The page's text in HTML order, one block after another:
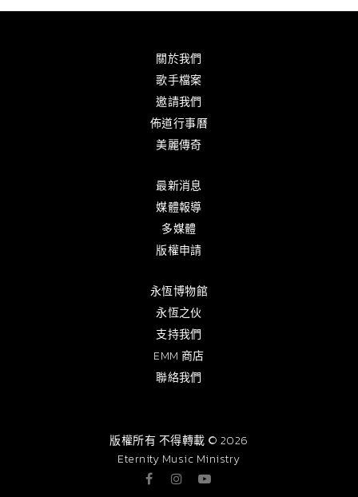
關於我們
歌手檔案
邀請我們
佈道行事曆
美麗傳奇
最新消息
媒體報導
多媒體
版權申請
永恆博物館
永恆之伙
支持我們
EMM 商店
聯絡我們
版權所有 不得轉載 © 2026
Eternity Music Ministry